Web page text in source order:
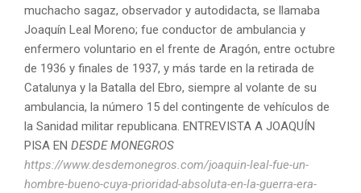
muchacho sagaz, observador y autodidacta, se llamaba
Joaquín Leal Moreno; fue conductor de ambulancia y
enfermero voluntario en el frente de Aragón, entre octubre
de 1936 y finales de 1937, y más tarde en la retirada de
Catalunya y la Batalla del Ebro, siempre al volante de su
ambulancia, la número 15 del contingente de vehículos de
la Sanidad militar republicana. ENTREVISTA A JOAQUÍN
PISA EN DESDE MONEGROS
https://www.desdemonegros.com/joaquin-leal-fue-un-
hombre-bueno-cuya-prioridad-absoluta-en-la-guerra-era-